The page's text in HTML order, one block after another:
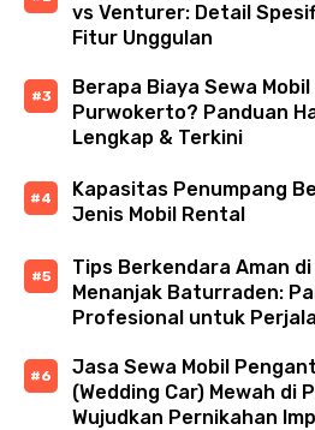
vs Venturer: Detail
Fitur Unggulan
Berapa Biaya Sewa Mobil
Purwokerto? Panduan
Lengkap & Terkini
Kapasitas Penumpang
Jenis Mobil Rental
Tips Berkendara Aman
Menanjak Baturraden:
Profesional untuk
Jasa Sewa Mobil
(Wedding Car) Mewah di
Wujudkan Pernikahan